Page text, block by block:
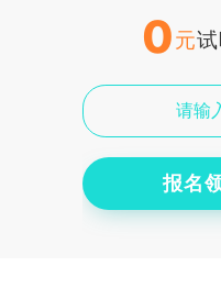
0元
报名